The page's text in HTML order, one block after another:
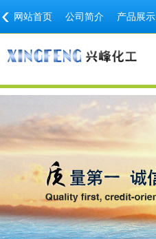
网站首页 公司简介 产品展示
‹